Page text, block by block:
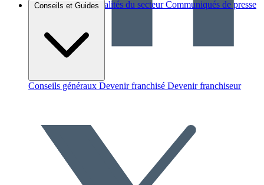
Brèves et actus Actualités du secteur Communiqués de presse
Conseils et Guides
Conseils généraux Devenir franchisé Devenir franchiseur